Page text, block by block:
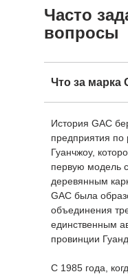
Часто
вопросы
Что за марка
История GAC
предприятия по
Гуанчжоу,
первую модель
деревянным
GAC была
объединения
единственным
провинции
С 1985 года,